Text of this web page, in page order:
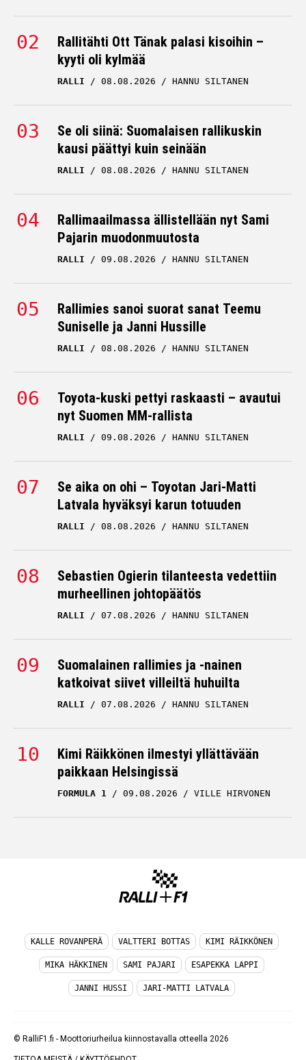
Rallitähti Ott Tänak palasi kisoihin –
kyyti oli kylmää
RALLI 08.08.2026 HANNU SILTANEN
Se oli siinä: Suomalaisen rallikuskin
kausi päättyi kuin seinään
RALLI 08.08.2026 HANNU SILTANEN
Rallimaailmassa ällistellään nyt Sami
Pajarin muodonmuutosta
RALLI 09.08.2026 HANNU SILTANEN
Rallimies sanoi suorat sanat Teemu
Suniselle ja Janni Hussille
RALLI 08.08.2026 HANNU SILTANEN
Toyota-kuski pettyi raskaasti – avautui
nyt Suomen MM-rallista
RALLI 09.08.2026 HANNU SILTANEN
Se aika on ohi – Toyotan Jari-Matti
Latvala hyväksyi karun totuuden
RALLI 08.08.2026 HANNU SILTANEN
Sebastien Ogierin tilanteesta vedettiin
murheellinen johtopäätös
RALLI 07.08.2026 HANNU SILTANEN
Suomalainen rallimies ja -nainen
katkoivat siivet villeiltä huhuilta
RALLI 07.08.2026 HANNU SILTANEN
Kimi Räikkönen ilmestyi yllättävään
paikkaan Helsingissä
FORMULA 1 09.08.2026 VILLE HIRVONEN
KALLE ROVANPERÄ VALTTERI BOTTAS KIMI RÄIKKÖNEN
MIKA HÄKKINEN SAMI PAJARI ESAPEKKA LAPPI
JANNI HUSSI JARI-MATTI LATVALA
© RalliF1.fi - Moottoriurheilua kiinnostavalla otteella 2026